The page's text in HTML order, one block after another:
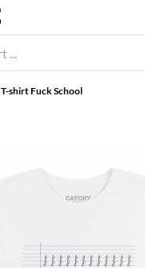
T-shirt Fuck School